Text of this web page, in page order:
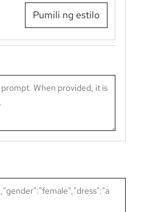
Pumili ng estilo